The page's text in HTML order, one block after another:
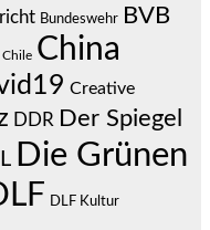
Bundeswehr BVB
Chile China
Creative
DDR Der Spiegel
Die Grünen
DLF Kultur